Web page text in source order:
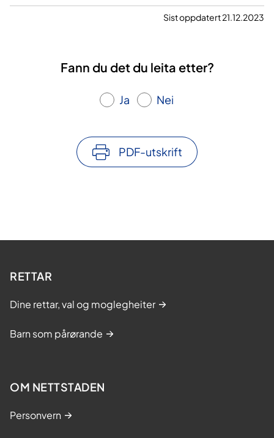
Sist oppdatert 21.12.2023
Fann du det du leita etter?
Ja Nei
PDF-utskrift
RETTAR
Dine rettar, val og moglegheiter
Barn som pårørande
OM NETTSTADEN
Personvern